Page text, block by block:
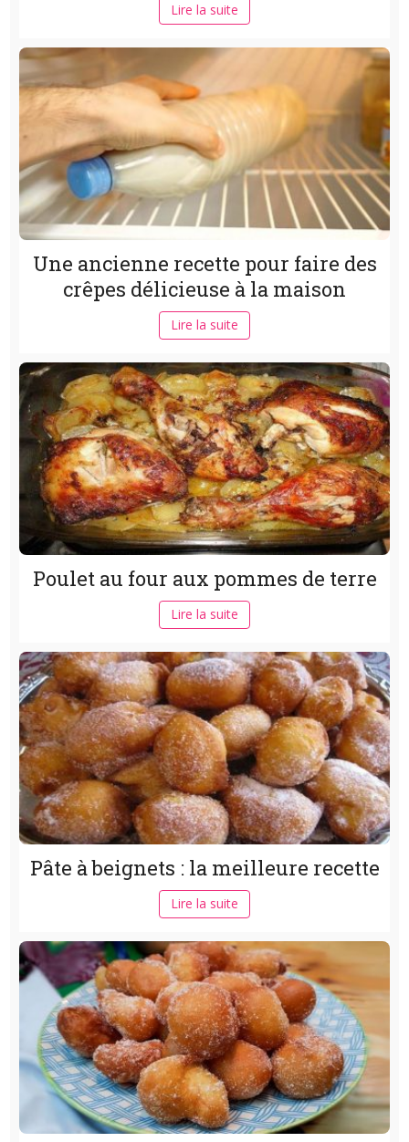
Lire la suite
Une ancienne recette pour faire des
crêpes délicieuse à la maison
Lire la suite
Poulet au four aux pommes de terre
Lire la suite
Pâte à beignets : la meilleure recette
Lire la suite